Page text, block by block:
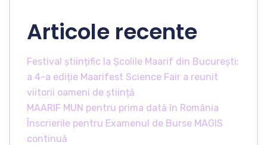
Articole recente
Festival științific la Școlile Maarif din București:
a 4-a ediție Maarifest Science Fair a reunit
viitorii oameni de știință
MAARIF MUN pentru prima dată în România
Înscrierile pentru Examenul de Burse MAGIS
continuă